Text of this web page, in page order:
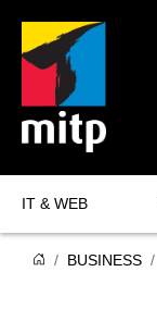
IT & WEB
Programmierung
BUSINESS